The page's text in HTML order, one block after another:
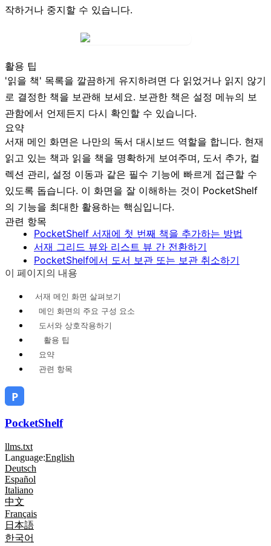
작하거나 중지할 수 있습니다.
활용 팁
'읽을 책' 목록을 깔끔하게 유지하려면 다 읽었거나 읽지 않기
로 결정한 책을 보관해 보세요. 보관한 책은 설정 메뉴의 보
관함에서 언제든지 다시 확인할 수 있습니다.
요약
서재 메인 화면은 나만의 독서 대시보드 역할을 합니다. 현재
읽고 있는 책과 읽을 책을 명확하게 보여주며, 도서 추가, 컬
렉션 관리, 설정 이동과 같은 필수 기능에 빠르게 접근할 수
있도록 돕습니다. 이 화면을 잘 이해하는 것이 PocketShelf
의 기능을 최대한 활용하는 핵심입니다.
관련 항목
PocketShelf 서재에 첫 번째 책을 추가하는 방법
서재 그리드 뷰와 리스트 뷰 간 전환하기
PocketShelf에서 도서 보관 또는 보관 취소하기
이 페이지의 내용
서재 메인 화면 살펴보기
메인 화면의 주요 구성 요소
도서와 상호작용하기
활용 팁
요약
관련 항목
PocketShelf
llms.txt
Language:English
Deutsch
Español
Italiano
中文
Français
日本語
한국어